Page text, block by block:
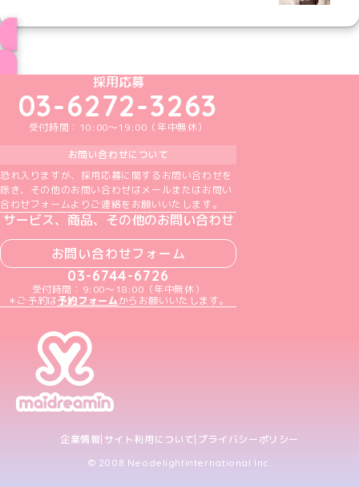
めいどりーみんTikTok公式アカウント
めいどりーみんX公式アカウント
めいどりーみんInstagram公式アカウント
めいどりーみんFacebook公式アカウン
めいどりーみんYouTube公式アカ
採用応募
03-6272-3263
受付時間：10:00～19:00（年中無休）
お問い合わせについて
恐れ入りますが、採用応募に関するお問い合わせを
除き、その他のお問い合わせはメールまたはお問い
合わせフォームよりご連絡をお願いいたします。
サービス、商品、その他のお問い合わせ
お問い合わせフォーム
03-6744-6726
受付時間：9:00～18:00（年中無休）
＊ご予約は予約フォームからお願いいたします。
企業情報 サイト利用について プライバシーポリシー
© 2008 Neodelightinternational Inc.